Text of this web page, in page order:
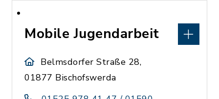
Mobile Jugendarbeit
Belmsdorfer Straße 28,
01877 Bischofswerda